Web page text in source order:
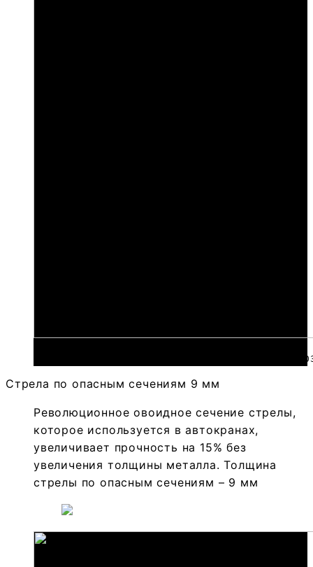
https://bzemlya.ru/wp-content/uploads/2023/
Стрела по опасным сечениям 9 мм
Революционное овоидное сечение стрелы,
которое используется в автокранах,
увеличивает прочность на 15% без
увеличения толщины металла. Толщина
стрелы по опасным сечениям – 9 мм